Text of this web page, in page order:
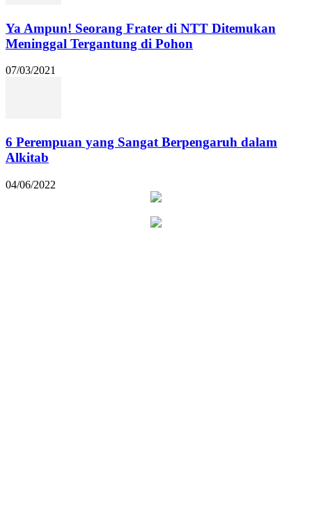
Ya Ampun! Seorang Frater di NTT Ditemukan
Meninggal Tergantung di Pohon
07/03/2021
6 Perempuan yang Sangat Berpengaruh dalam
Alkitab
04/06/2022